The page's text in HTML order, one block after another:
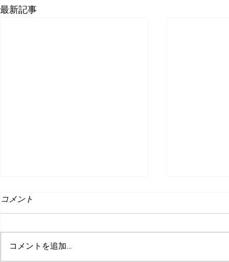
最新記事
コメント
コメントを追加…